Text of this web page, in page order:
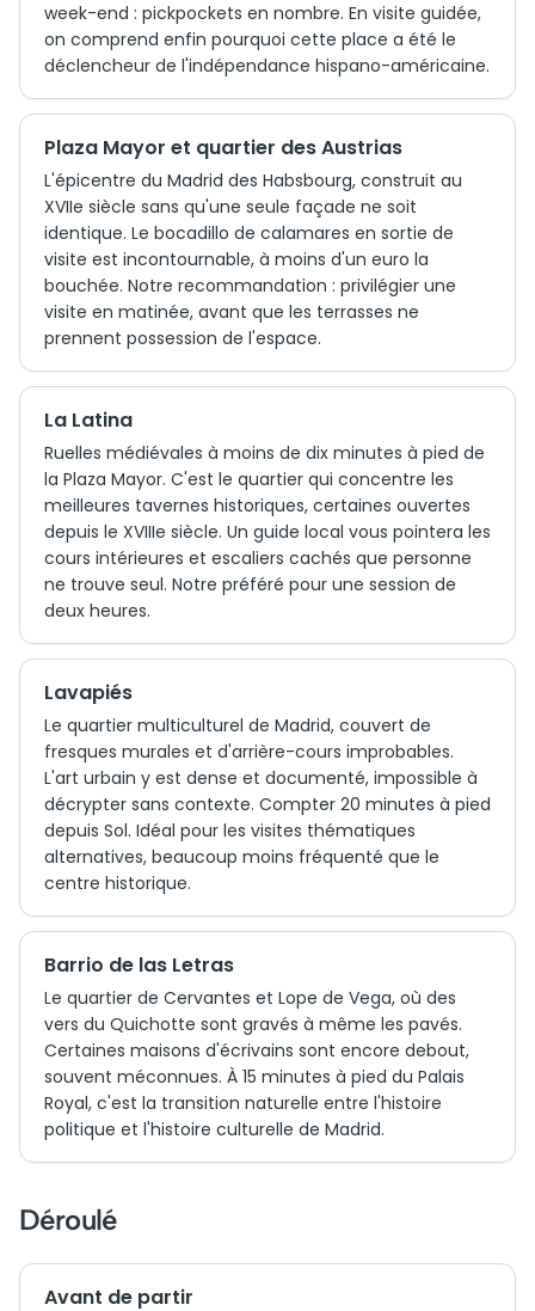
week-end : pickpockets en nombre. En visite guidée,
on comprend enfin pourquoi cette place a été le
déclencheur de l'indépendance hispano-américaine.
Plaza Mayor et quartier des Austrias
L'épicentre du Madrid des Habsbourg, construit au
XVIIe siècle sans qu'une seule façade ne soit
identique. Le bocadillo de calamares en sortie de
visite est incontournable, à moins d'un euro la
bouchée. Notre recommandation : privilégier une
visite en matinée, avant que les terrasses ne
prennent possession de l'espace.
La Latina
Ruelles médiévales à moins de dix minutes à pied de
la Plaza Mayor. C'est le quartier qui concentre les
meilleures tavernes historiques, certaines ouvertes
depuis le XVIIIe siècle. Un guide local vous pointera les
cours intérieures et escaliers cachés que personne
ne trouve seul. Notre préféré pour une session de
deux heures.
Lavapiés
Le quartier multiculturel de Madrid, couvert de
fresques murales et d'arrière-cours improbables.
L'art urbain y est dense et documenté, impossible à
décrypter sans contexte. Compter 20 minutes à pied
depuis Sol. Idéal pour les visites thématiques
alternatives, beaucoup moins fréquenté que le
centre historique.
Barrio de las Letras
Le quartier de Cervantes et Lope de Vega, où des
vers du Quichotte sont gravés à même les pavés.
Certaines maisons d'écrivains sont encore debout,
souvent méconnues. À 15 minutes à pied du Palais
Royal, c'est la transition naturelle entre l'histoire
politique et l'histoire culturelle de Madrid.
Déroulé
Avant de partir